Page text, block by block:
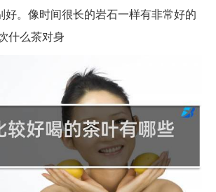
好。像时间很长的岩石一样有非常好的
什么茶对身